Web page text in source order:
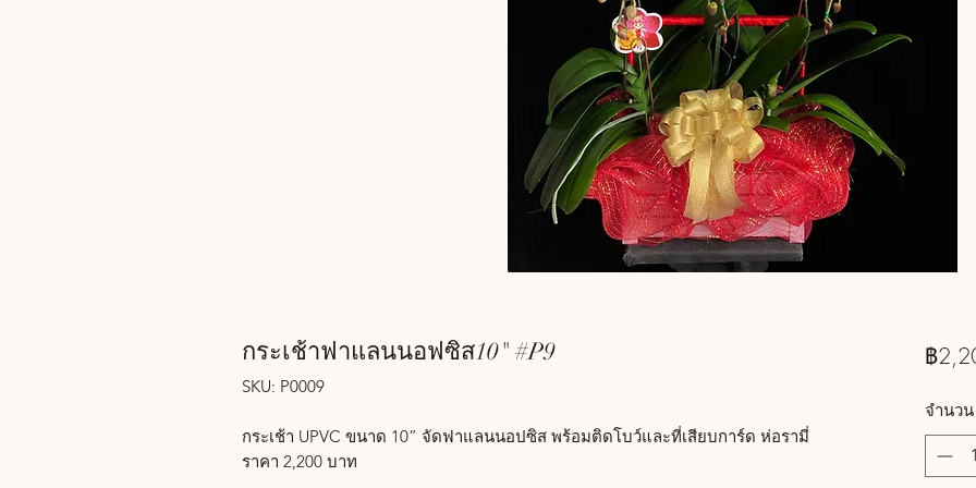
กระเช้าฟาแลนนอฟซิส10" #P9
SKU: P0009
กระเช้า UPVC ขนาด 10” จัดฟาแลนนอปซิส พร้อมติดโบว์และที่เสียบการ์ด ห่อรามี่
ราคา 2,200 บาท
฿
จำนวน